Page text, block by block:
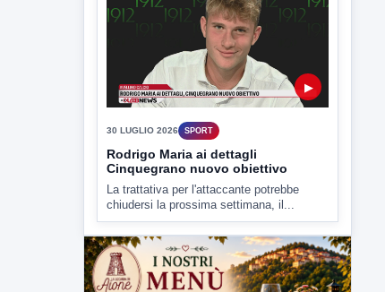
L’Avellino saluta Rivisondoli e si
concentra sulla Lazio
Ultimo giorno di allenamento a Rivisondoli,
la squadra oggi partirà...
30 LUGLIO 2026 SPORT
Rodrigo Maria ai dettagli
Cinquegrano nuovo obiettivo